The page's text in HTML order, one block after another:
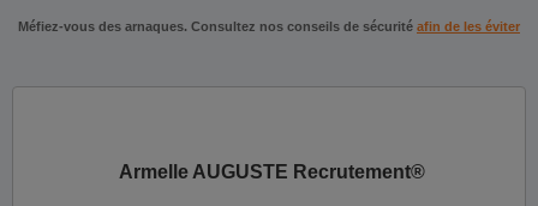
Méfiez-vous des arnaques. Consultez nos conseils de sécurité afin de les éviter
Armelle AUGUSTE Recrutement®